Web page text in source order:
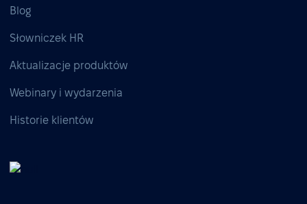
Blog
Słowniczek HR
Aktualizacje produktów
Webinary i wydarzenia
Historie klientów